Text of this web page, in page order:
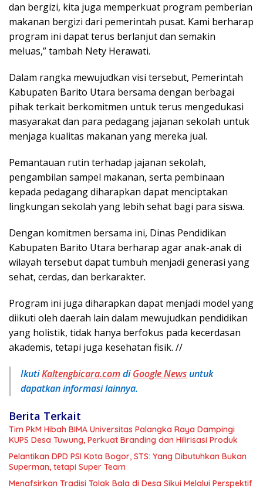
dan bergizi, kita juga memperkuat program pemberian
makanan bergizi dari pemerintah pusat. Kami berharap
program ini dapat terus berlanjut dan semakin
meluas,” tambah Nety Herawati.
Dalam rangka mewujudkan visi tersebut, Pemerintah
Kabupaten Barito Utara bersama dengan berbagai
pihak terkait berkomitmen untuk terus mengedukasi
masyarakat dan para pedagang jajanan sekolah untuk
menjaga kualitas makanan yang mereka jual.
Pemantauan rutin terhadap jajanan sekolah,
pengambilan sampel makanan, serta pembinaan
kepada pedagang diharapkan dapat menciptakan
lingkungan sekolah yang lebih sehat bagi para siswa.
Dengan komitmen bersama ini, Dinas Pendidikan
Kabupaten Barito Utara berharap agar anak-anak di
wilayah tersebut dapat tumbuh menjadi generasi yang
sehat, cerdas, dan berkarakter.
Program ini juga diharapkan dapat menjadi model yang
diikuti oleh daerah lain dalam mewujudkan pendidikan
yang holistik, tidak hanya berfokus pada kecerdasan
akademis, tetapi juga kesehatan fisik. //
IkutiKaltengbicara.comdiGoogle Newsuntuk
dapatkan informasi lainnya.
Berita Terkait
Tim PkM Hibah BIMA Universitas Palangka Raya Dampingi
KUPS Desa Tuwung, Perkuat Branding dan Hilirisasi Produk
Pelantikan DPD PSI Kota Bogor, STS: Yang Dibutuhkan Bukan
Superman, tetapi Super Team
Menafsirkan Tradisi Tolak Bala di Desa Sikui Melalui Perspektif